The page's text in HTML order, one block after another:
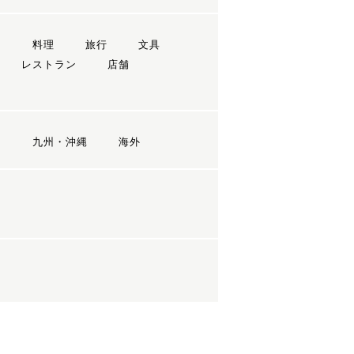
料理 旅行
文具
レストラン
店舗
九州・沖縄 海外